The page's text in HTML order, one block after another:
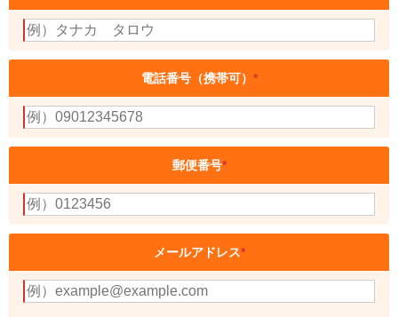
電話番号（携帯可） *
郵便番号*
メールアドレス*